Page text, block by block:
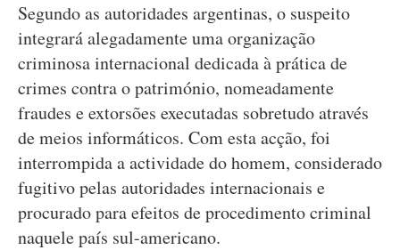
Segundo as autoridades argentinas, o suspeito
integrará alegadamente uma organização
criminosa internacional dedicada à prática de
crimes contra o património, nomeadamente
fraudes e extorsões executadas sobretudo através
de meios informáticos. Com esta acção, foi
interrompida a actividade do homem, considerado
fugitivo pelas autoridades internacionais e
procurado para efeitos de procedimento criminal
naquele país sul-americano.